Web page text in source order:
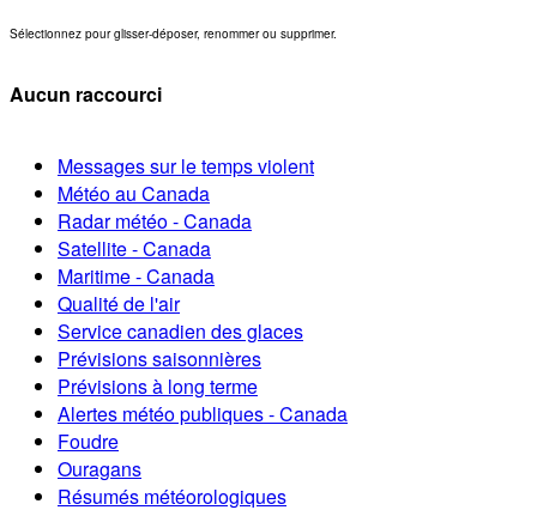
Sélectionnez pour glisser-déposer, renommer ou supprimer.
Aucun raccourci
Messages sur le temps violent
Météo au Canada
Radar météo - Canada
Satellite - Canada
Maritime - Canada
Qualité de l'air
Service canadien des glaces
Prévisions saisonnières
Prévisions à long terme
Alertes météo publiques - Canada
Foudre
Ouragans
Résumés météorologiques